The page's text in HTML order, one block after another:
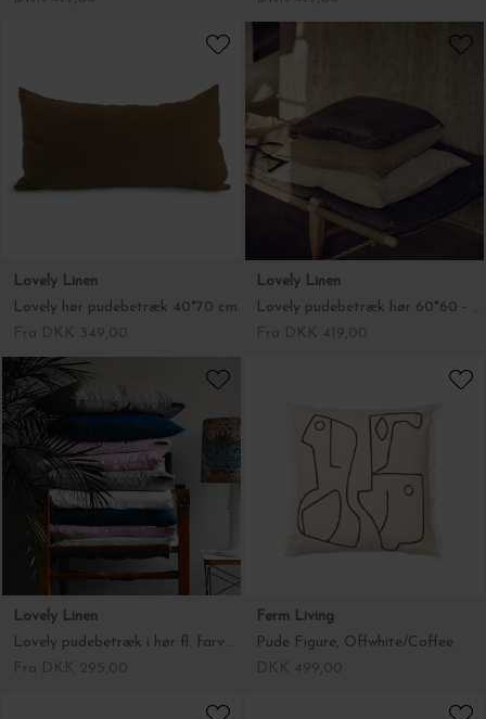
Lovely Linen
Lovely hør pudebetræk 40*70 cm.
Lovely Linen
Lovely pudebetræk hør 60*60 - vælg farve
Lovely Linen
Lovely pudebetræk i hør fl. farver ca. 50*50
Ferm Living
Pude Figure, Offwhite/Coffee